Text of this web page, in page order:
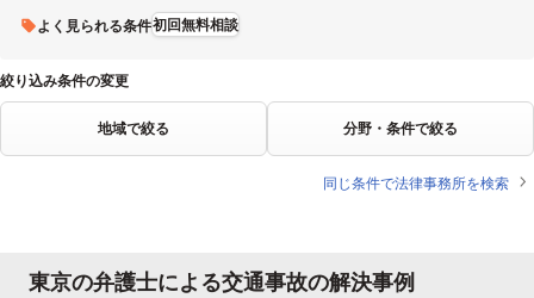
よく見られる条件初回無料相談
絞り込み条件の変更
地域で絞る 分野・条件で絞る
同じ条件で法律事務所を検索
東京の弁護士による交通事故の解決事例